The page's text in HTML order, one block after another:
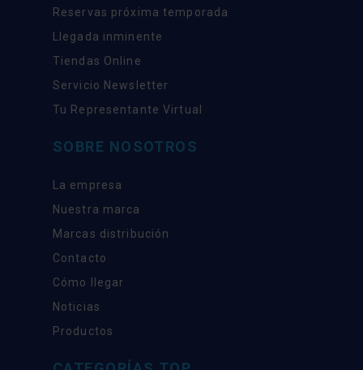
Reservas próxima temporada
Llegada inminente
Tiendas Online
Servicio Newsletter
Tu Representante Virtual
SOBRE NOSOTROS
La empresa
Nuestra marca
Marcas distribución
Contacto
Cómo llegar
Noticias
Productos